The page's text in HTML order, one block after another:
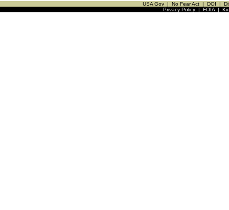
USA Gov | No Fear Act | DOI |
Privacy Policy| FOIA|